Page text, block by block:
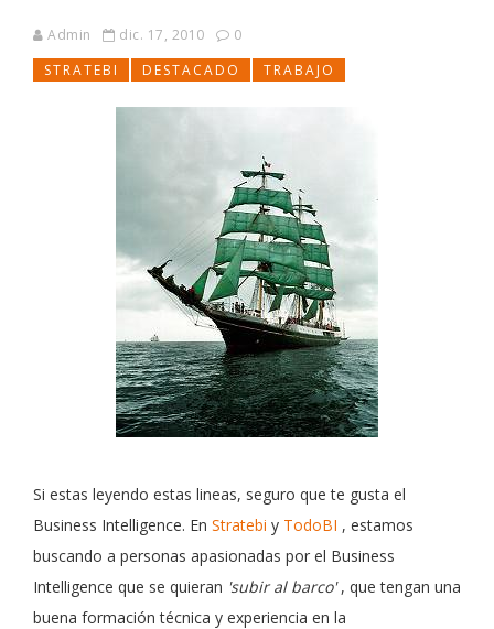
Admin dic. 17, 2010
0
STRATEBI
DESTACADO TRABAJO
Si estas leyendo estas lineas, seguro que te gusta el
Business Intelligence. En Stratebi y TodoBI , estamos
buscando a personas apasionadas por el Business
Intelligence que se quieran 'subir al barco', que tengan una
buena formación técnica y experiencia en la